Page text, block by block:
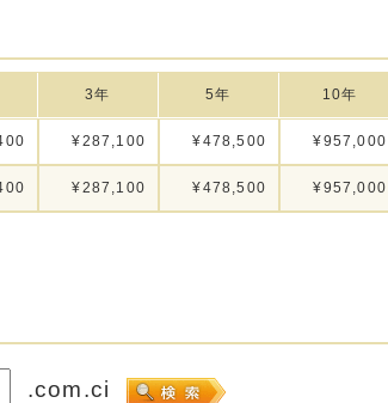
3年 5年 10年
¥287,100 ¥478,500 ¥957,000
¥287,100 ¥478,500 ¥957,000
.com.ci